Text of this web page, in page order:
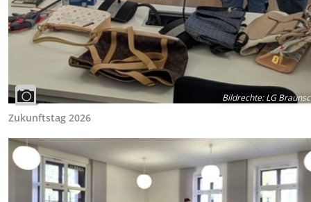
Bildrechte:LG
Zukunftstag 2026